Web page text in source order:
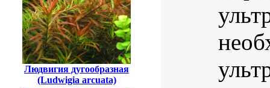
Людвигия дугообразная
(Ludwigia arcuata)